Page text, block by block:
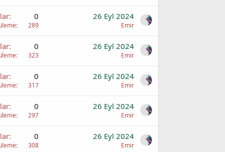
0
289
26 Eyl 2024
Emir
0
323
26 Eyl 2024
Emir
0
317
26 Eyl 2024
Emir
0
297
26 Eyl 2024
Emir
0
308
26 Eyl 2024
Emir